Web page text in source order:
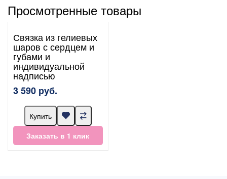
Просмотренные товары
Связка из гелиевых
шаров с сердцем и
губами и
индивидуальной
надписью
3 590 руб.
Купить
Заказать в 1 клик